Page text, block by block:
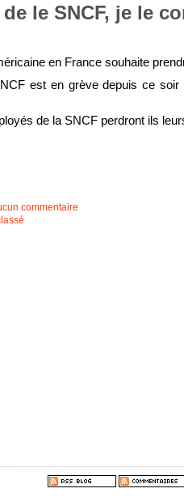
le SNCF, je le
en France souhaite
est en grève depuis ce
de la SNCF perdront ils
commentaire